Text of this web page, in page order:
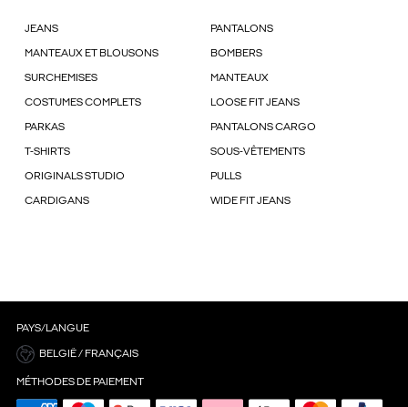
JEANS PANTALONS
MANTEAUX ET BLOUSONS BOMBERS
SURCHEMISES MANTEAUX
COSTUMES COMPLETS LOOSE FIT JEANS
PARKAS PANTALONS CARGO
T-SHIRTS SOUS-VÊTEMENTS
ORIGINALS STUDIO PULLS
CARDIGANS WIDE FIT JEANS
PAYS/LANGUE
BELGIË / FRANÇAIS
MÉTHODES DE PAIEMENT